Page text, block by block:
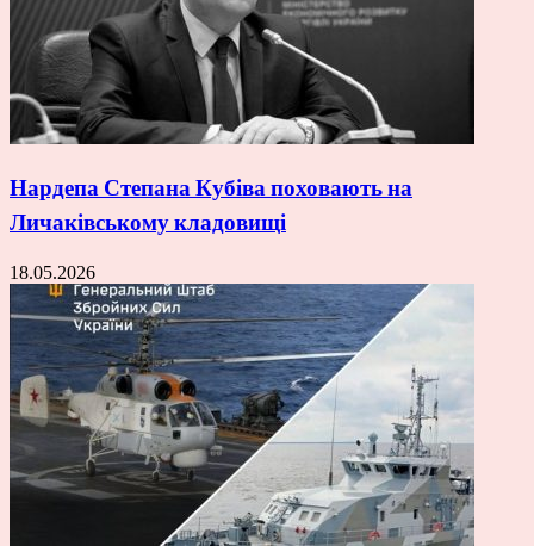
Нардепа Степана Кубіва поховають на
Личаківському кладовищі
18.05.2026